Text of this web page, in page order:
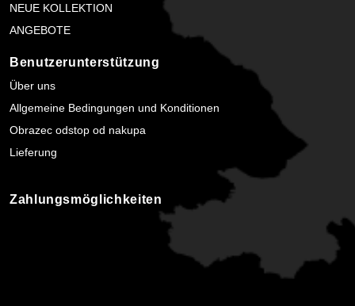
NEUE KOLLEKTION
ANGEBOTE
Benutzerunterstützung
Über uns
Allgemeine Bedingungen und Konditionen
Obrazec odstop od nakupa
Lieferung
Zahlungsmöglichkeiten